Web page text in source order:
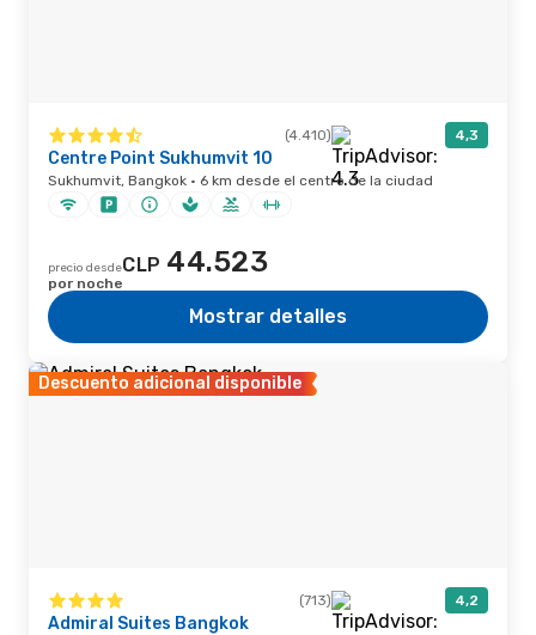
(4.410) 4,3
Centre Point Sukhumvit 10
Sukhumvit, Bangkok · 6 km desde el centro de la ciudad
precio desdeCLP 44.523
por noche
Mostrar detalles
Descuento adicional disponible
(713) 4,2
Admiral Suites Bangkok